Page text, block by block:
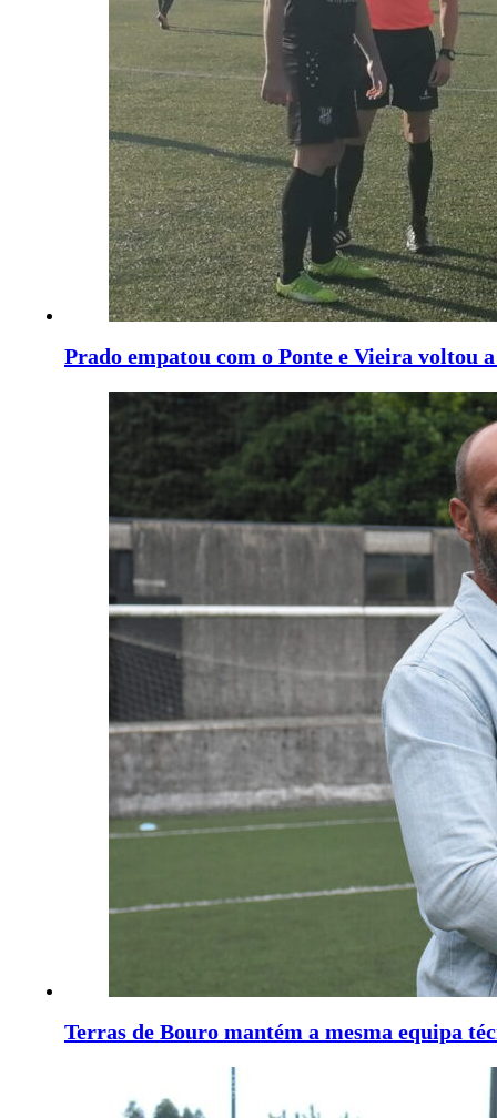
Prado empatou com o Ponte e Vieira voltou
Terras de Bouro mantém a mesma equipa